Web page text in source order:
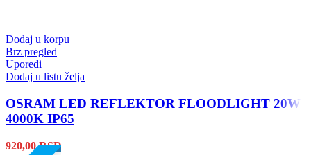
Dodaj u korpu
Brz pregled
Uporedi
Dodaj u listu želja
OSRAM LED REFLEKTOR FLOODLIGHT 20W
4000K IP65
920,00RSD